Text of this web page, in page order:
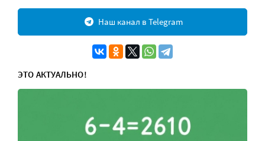
Наш канал в Telegram
ЭТО АКТУАЛЬНО!